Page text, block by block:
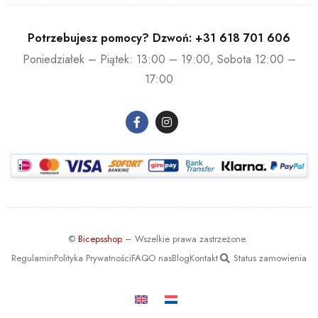
minerały (żelazo, mangan, jod) przyczyniają się do utrzymania
prawidłowego metabolizmu energetycznego. Preparat
dostarcza energii niezbędnej do wykonywania wysiłku oraz
Potrzebujesz pomocy? Dzwoń: +31 618 701 606
Poniedziałek – Piątek: 13:00 – 19:00, Sobota 12:00 –
17:00
© Bicepsshop– Wszelkie prawa zastrzeżone.
RegulaminPolityka PrywatnościFAQO nasBlogKontakt Status zamowienia